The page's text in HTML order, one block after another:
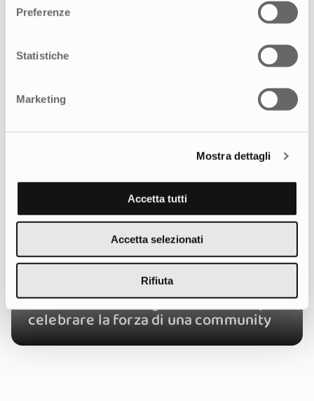
Preferenze
Statistiche
Marketing
Mostra dettagli
Accetta tutti
Accetta selezionati
Rifiuta
Potrebbe interessarti anche
Creatività e strategia multicanale per
celebrare la forza di una community